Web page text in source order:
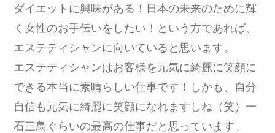
ダイエットに興味がある！日本の未来のために輝
く女性のお手伝いをしたい！という方であれば、
エステティシャンに向いていると思います。
エステティシャンはお客様を元気に綺麗に笑顔に
できる本当に素晴らしい仕事です！しかも、自分
自信も元気に綺麗に笑顔になれますしね（笑）一
石三鳥ぐらいの最高の仕事だと思っています。